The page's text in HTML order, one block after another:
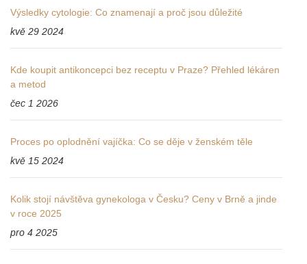
Výsledky cytologie: Co znamenají a proč jsou důležité
kvě 29 2024
Kde koupit antikoncepci bez receptu v Praze? Přehled lékáren
a metod
čec 1 2026
Proces po oplodnění vajíčka: Co se děje v ženském těle
kvě 15 2024
Kolik stojí návštěva gynekologa v Česku? Ceny v Brně a jinde
v roce 2025
pro 4 2025